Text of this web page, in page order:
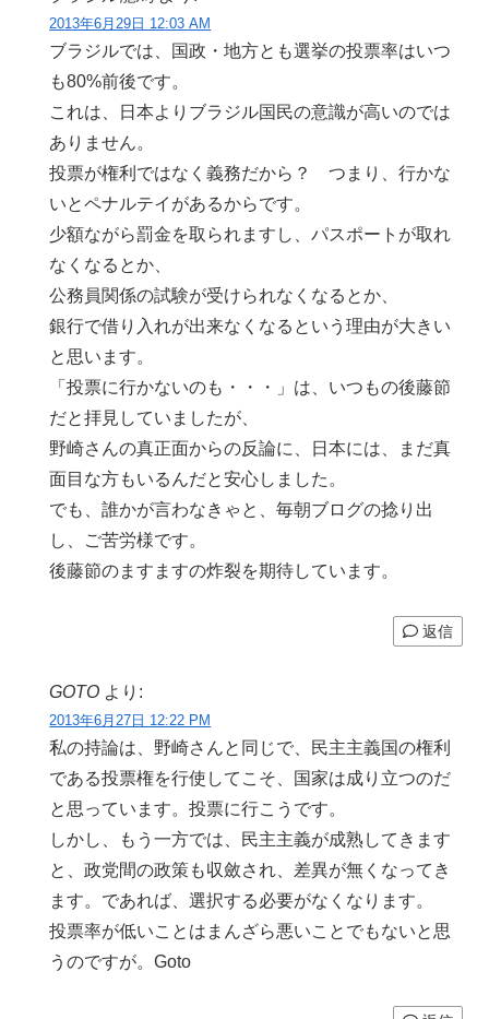
2013年6月29日 12:03 AM
ブラジルでは、国政・地方とも選挙の投票率はいつ
も80%前後です。
これは、日本よりブラジル国民の意識が高いのでは
ありません。
投票が権利ではなく義務だから？ つまり、行かな
いとペナルテイがあるからです。
少額ながら罰金を取られますし、パスポートが取れ
なくなるとか、
公務員関係の試験が受けられなくなるとか、
銀行で借り入れが出来なくなるという理由が大きい
と思います。
「投票に行かないのも・・・」は、いつもの後藤節
だと拝見していましたが、
野崎さんの真正面からの反論に、日本には、まだ真
面目な方もいるんだと安心しました。
でも、誰かが言わなきゃと、毎朝ブログの捻り出
し、ご苦労様です。
後藤節のますますの炸裂を期待しています。
返信
GOTO より:
2013年6月27日 12:22 PM
私の持論は、野崎さんと同じで、民主主義国の権利
である投票権を行使してこそ、国家は成り立つのだ
と思っています。投票に行こうです。
しかし、もう一方では、民主主義が成熟してきます
と、政党間の政策も収斂され、差異が無くなってき
ます。であれば、選択する必要がなくなります。
投票率が低いことはまんざら悪いことでもないと思
うのですが。Goto